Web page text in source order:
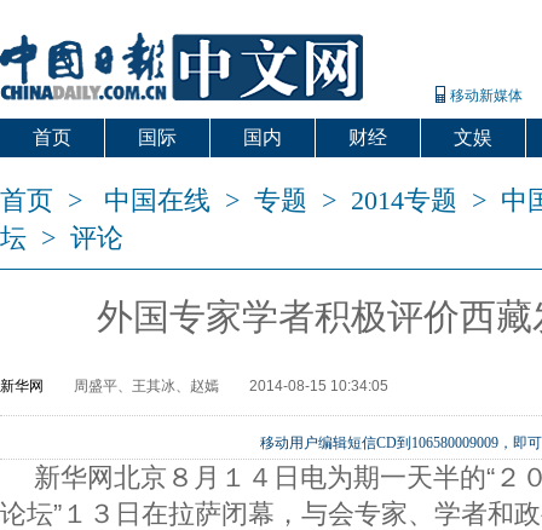
移动新媒体
首页 国际 国内 财经 文娱
首页 > 中国在线 > 专题 > 2014专题 > 中
坛 > 评论
外国专家学者积极评价西
新华网 周盛平、王其冰、赵嫣 2014-08-15 10:34:05
移动用户编辑短信CD到106580009009，即
新华网北京８月１４日电为期一天半的“２
论坛”１３日在拉萨闭幕，与会专家、学者和